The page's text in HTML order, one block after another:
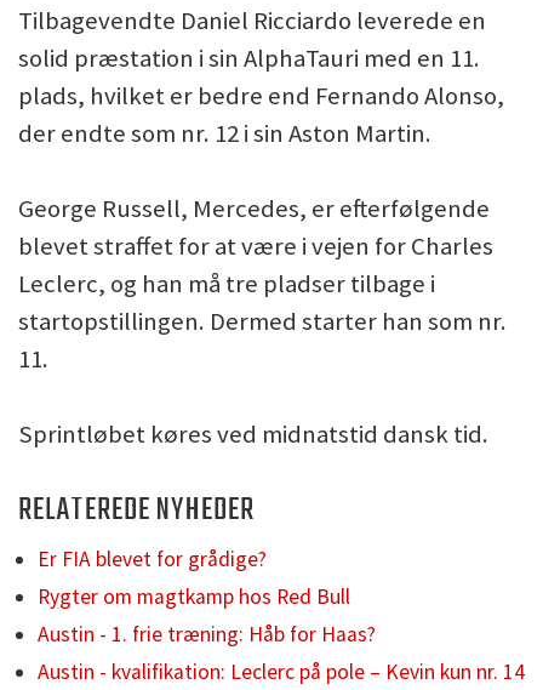
Tilbagevendte Daniel Ricciardo leverede en
solid præstation i sin AlphaTauri med en 11.
plads, hvilket er bedre end Fernando Alonso,
der endte som nr. 12 i sin Aston Martin.
George Russell, Mercedes, er efterfølgende
blevet straffet for at være i vejen for Charles
Leclerc, og han må tre pladser tilbage i
startopstillingen. Dermed starter han som nr.
11.
Sprintløbet køres ved midnatstid dansk tid.
RELATEREDE NYHEDER
Er FIA blevet for grådige?
Rygter om magtkamp hos Red Bull
Austin - 1. frie træning: Håb for Haas?
Austin - kvalifikation: Leclerc på pole – Kevin kun nr. 14